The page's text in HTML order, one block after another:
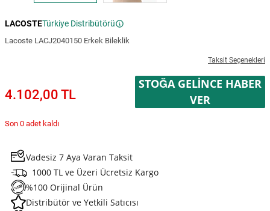
LACOSTETürkiye Distribütörü
Lacoste LACJ2040150 Erkek Bileklik
Taksit Seçenekleri
4.102,00 TL
STOĞA GELINCE HABER
VER
Son 0 adet kaldı
Vadesiz 7 Aya Varan Taksit
1000 TL ve Üzeri Ücretsiz Kargo
%100 Orijinal Ürün
Distribütör ve Yetkili Satıcısı